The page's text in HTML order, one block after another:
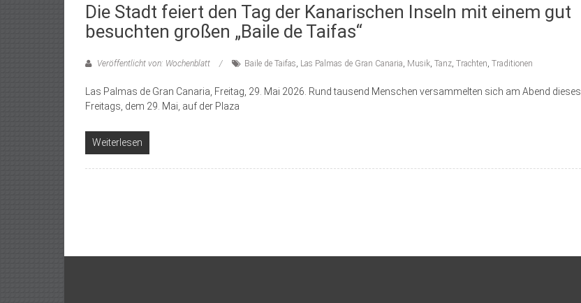
Die Stadt feiert den Tag der Kanarischen Inseln mit einem gut
besuchten großen „Baile de Taifas“
Veröffentlicht von: Wochenblatt Baile de Taifas Las Palmas de Gran Canaria Musik Tanz Trachten Traditionen
Las Palmas de Gran Canaria, Freitag, 29. Mai 2026. Rund tausend Menschen versammelten sich am Abend dieses
Freitags, dem 29. Mai, auf der Plaza
Weiterlesen